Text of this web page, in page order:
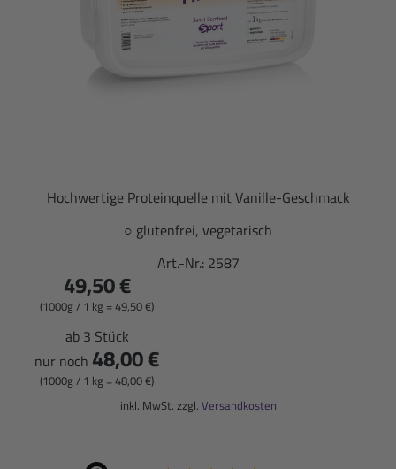
Hochwertige Proteinquelle mit Vanille-Geschmack
○ glutenfrei, vegetarisch
Art.-Nr.: 2587
49,50 €
(1000g / 1 kg = 49,50 €)
ab 3 Stück
nur noch 48,00 €
(1000g / 1 kg = 48,00 €)
inkl. MwSt. zzgl. Versandkosten